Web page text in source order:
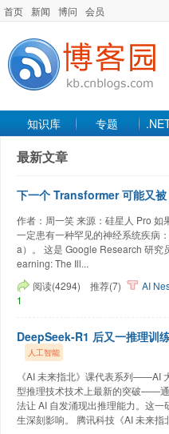
首页 新闻 博问 会员
知识库 专题
手机开发
最新文章
下一个 Transformer 可能又
作者：周一笑 来源：硅星人 Pro 如
一定患有一种罕见的神经系统疾病
a）。 这是 Google Research 研究
earning: The Ill...
阅读(4294)
推荐(7) AI
1
DeepSeek-R1 后又一推理训
人工智能
《AI 未来指北》课代表系列——AI
型推理技术技术上最新的突破——
法让 AI 自发涌现出推理能力。这
生深刻影响。 腾讯科技《AI 未来指